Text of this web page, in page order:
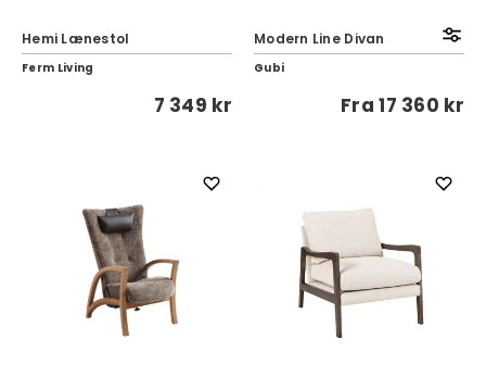
Hemi Lænestol
Ferm Living
7 349 kr
Modern Line Divan
Gubi
Fra17 360 kr